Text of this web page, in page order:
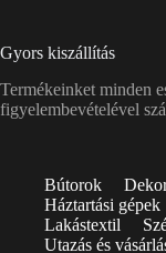
Gyors kiszállítás
Termékeinket minden
figyelembevételével
Bútorok
Háztartási gépek
Lakástextil
Utazás és